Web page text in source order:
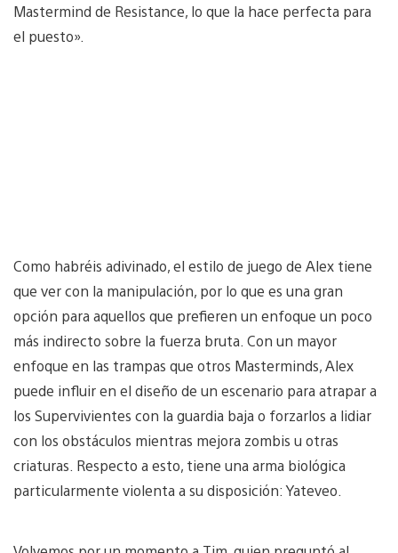
Mastermind de Resistance, lo que la hace perfecta para
el puesto».
Como habréis adivinado, el estilo de juego de Alex tiene
que ver con la manipulación, por lo que es una gran
opción para aquellos que prefieren un enfoque un poco
más indirecto sobre la fuerza bruta. Con un mayor
enfoque en las trampas que otros Masterminds, Alex
puede influir en el diseño de un escenario para atrapar a
los Supervivientes con la guardia baja o forzarlos a lidiar
con los obstáculos mientras mejora zombis u otras
criaturas. Respecto a esto, tiene una arma biológica
particularmente violenta a su disposición: Yateveo.